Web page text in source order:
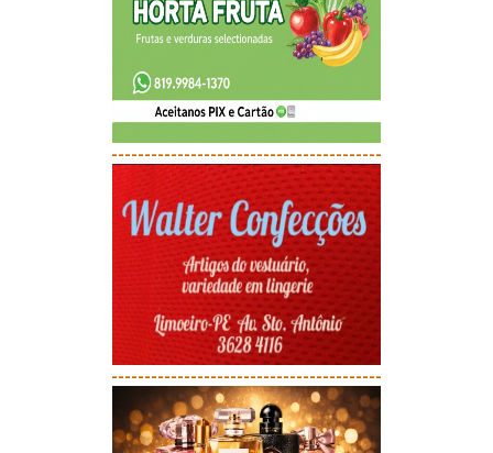
-----------------------------------------
-----------------------------------------